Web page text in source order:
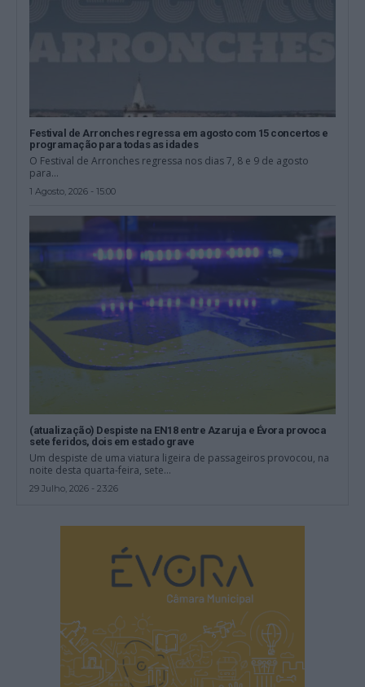
Festival de Arronches regressa em agosto com 15 concertos e
programação para todas as idades
O Festival de Arronches regressa nos dias 7, 8 e 9 de agosto
para...
1 Agosto, 2026 - 15:00
(atualização) Despiste na EN18 entre Azaruja e Évora provoca
sete feridos, dois em estado grave
Um despiste de uma viatura ligeira de passageiros provocou, na
noite desta quarta-feira, sete...
29 Julho, 2026 - 23:26